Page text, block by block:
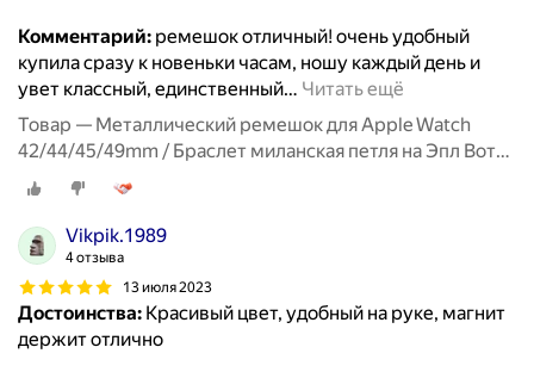
Комментарий: ремешок отличный! очень удобный
купила сразу к новеньки часам, ношу каждый день и
увет классный, единственный… Читать ещё
Товар — Металлический ремешок для Apple Watch
42/44/45/49mm / Браслет миланская петля на Эпл Вотч
1-9, SE серии / Лавандовый
Vikpik.1989
4 отзыва
13 июля 2023
Достоинства: Красивый цвет, удобный на руке, магнит
держит отлично